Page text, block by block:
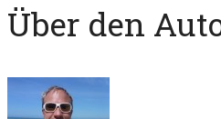
Über den